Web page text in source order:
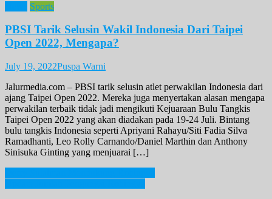
Sports
PBSI Tarik Selusin Wakil Indonesia Dari Taipei
Open 2022, Mengapa?
July 19, 2022Puspa Warni
Jalurmedia.com – PBSI tarik selusin atlet perwakilan Indonesia dari
ajang Taipei Open 2022. Mereka juga menyertakan alasan mengapa
perwakilan terbaik tidak jadi mengikuti Kejuaraan Bulu Tangkis
Taipei Open 2022 yang akan diadakan pada 19-24 Juli. Bintang
bulu tangkis Indonesia seperti Apriyani Rahayu/Siti Fadia Silva
Ramadhanti, Leo Rolly Carnando/Daniel Marthin dan Anthony
Sinisuka Ginting yang menjuarai […]
Post
navigation